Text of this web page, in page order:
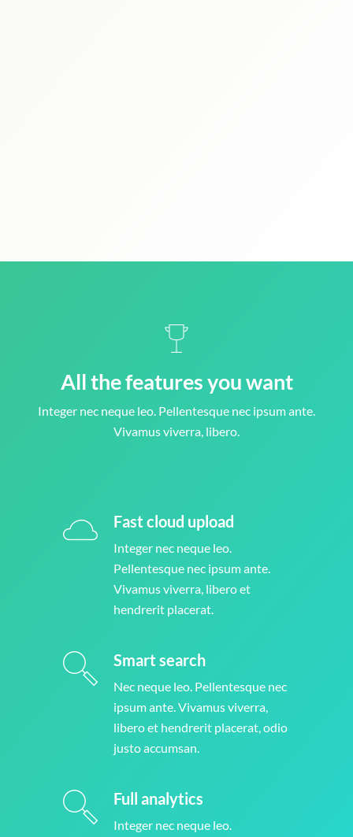
All the features you want
Integer nec neque leo. Pellentesque nec ipsum ante.
Vivamus viverra, libero.
Fast cloud upload
Integer nec neque leo.
Pellentesque nec ipsum ante.
Vivamus viverra, libero et
hendrerit placerat.
Smart search
Nec neque leo. Pellentesque nec
ipsum ante. Vivamus viverra,
libero et hendrerit placerat, odio
justo accumsan.
Full analytics
Integer nec neque leo.